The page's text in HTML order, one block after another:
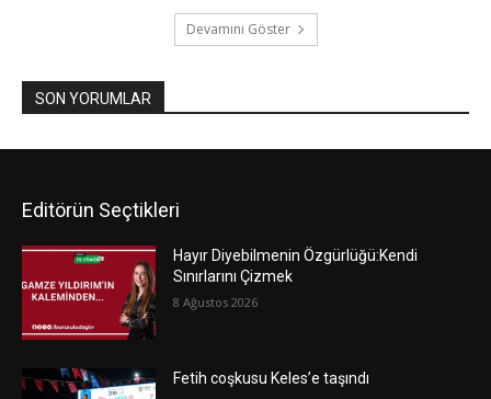
Devamını Göster
SON YORUMLAR
Editörün Seçtikleri
Hayır Diyebilmenin Özgürlüğü:Kendi
Sınırlarını Çizmek
8 Ağustos 2026
Fetih coşkusu Keles’e taşındı